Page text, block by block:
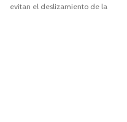
evitan el deslizamiento de la